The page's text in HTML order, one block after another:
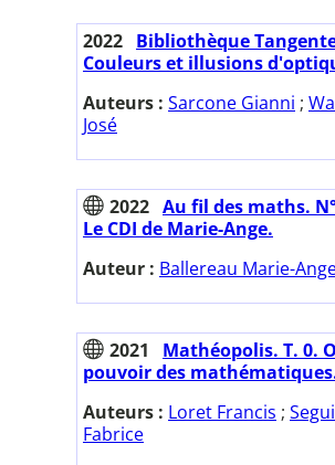
2022 Bibliothèque
Couleurs et illusions
Auteurs : Sarcone Gianni ;
José
2022 Au fil des maths.
Le CDI de Marie-Ange.
Auteur : Ballereau Marie-
2021
Mathéopolis. T. 0.
pouvoir des
Auteurs : Loret Francis ;
Fabrice